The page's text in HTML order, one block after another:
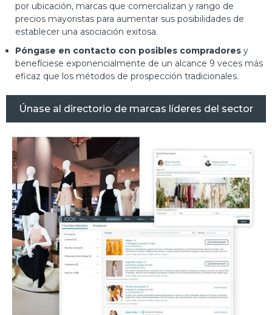
por ubicación, marcas que comercializan y rango de
precios mayoristas para aumentar sus posibilidades de
establecer una asociación exitosa.
Póngase en contacto con posibles compradores y
benefíciese exponencialmente de un alcance 9 veces más
eficaz que los métodos de prospección tradicionales.
Únase al directorio de marcas líderes del sector